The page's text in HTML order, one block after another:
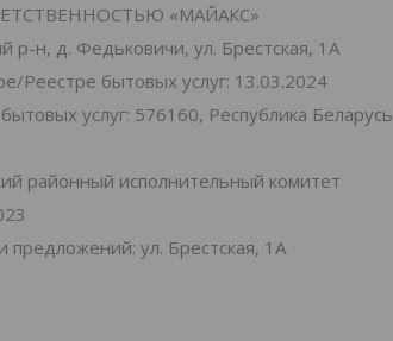
«МАЙАКС»
р-н, д. Федьковичи, ул. Брестская, 1А
Реестре бытовых услуг: 13.03.2024
услуг: 576160, Республика Беларусь
районный исполнительный комитет
ул. Брестская, 1А